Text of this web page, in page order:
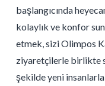
başlangıcında
kolaylık ve konfor
etmek, sizi Olimpos
ziyaretçilerle birlikte
şekilde yeni